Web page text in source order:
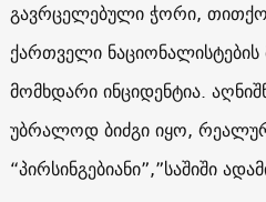
გავრცელებული ჭორი,
ქართველი
მომხდარი ინციდენტია.
უბრალოდ ბიძგი იყო,
“პირსინგებიანი”,”საშიში